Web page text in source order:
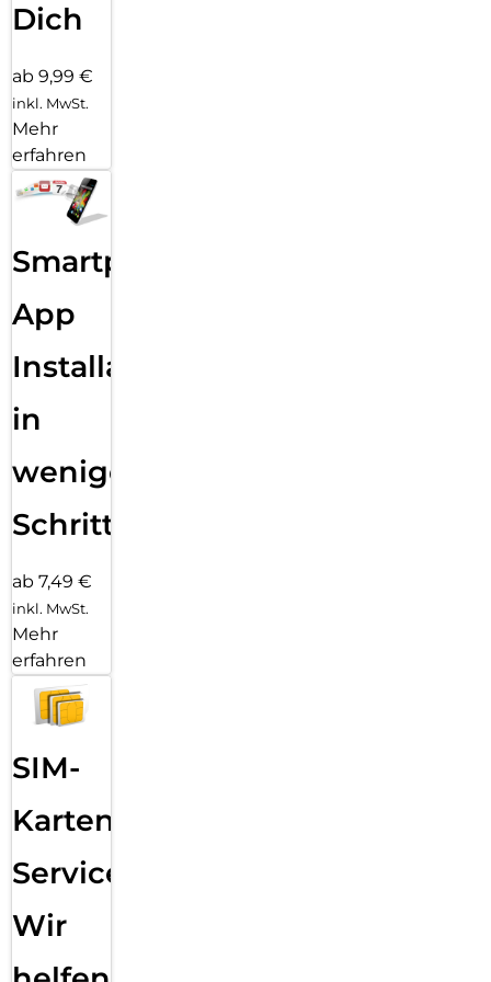
Das schlanke, stylishe Ortungsgerät lässt sich problemlos an
Zubehör von Drittanbietern befestigen.
Dich
ab 9,99 €
inkl. MwSt.
Mehr
erfahren
Smartphone
App
Installation
in
wenigen
Schritten
ab 7,49 €
inkl. MwSt.
Mehr
erfahren
SIM-
Karten
Service:
Wir